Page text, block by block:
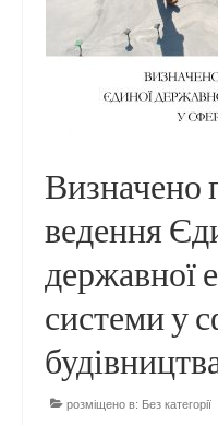
Визначено
ведення
державної
системи у
розміщено в: Без категорії